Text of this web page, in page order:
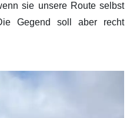
sie unsere Route selbst
Gegend soll aber recht